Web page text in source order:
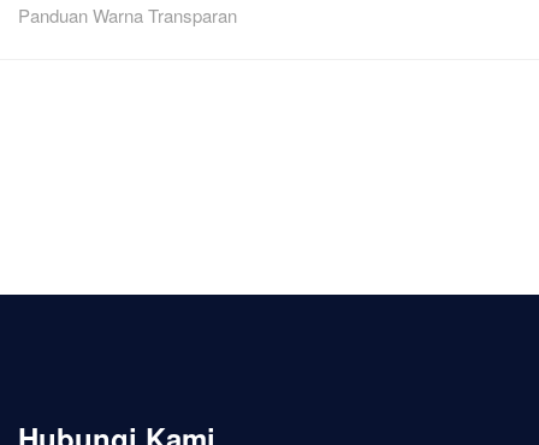
Panduan Warna Transparan